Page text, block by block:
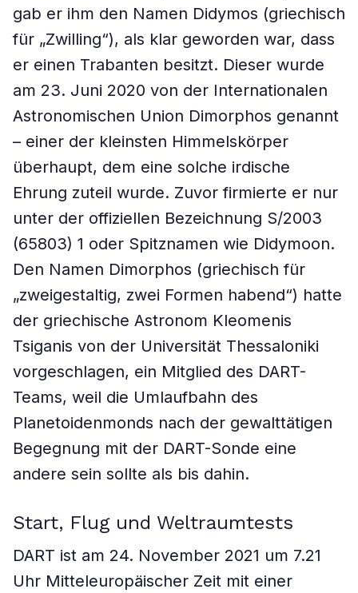
gab er ihm den Namen Didymos (griechisch
für „Zwilling“), als klar geworden war, dass
er einen Trabanten besitzt. Dieser wurde
am 23. Juni 2020 von der Internationalen
Astronomischen Union Dimorphos genannt
– einer der kleinsten Himmelskörper
überhaupt, dem eine solche irdische
Ehrung zuteil wurde. Zuvor firmierte er nur
unter der offiziellen Bezeichnung S/2003
(65803) 1 oder Spitznamen wie Didymoon.
Den Namen Dimorphos (griechisch für
„zweigestaltig, zwei Formen habend“) hatte
der griechische Astronom Kleomenis
Tsiganis von der Universität Thessaloniki
vorgeschlagen, ein Mitglied des DART-
Teams, weil die Umlaufbahn des
Planetoidenmonds nach der gewalttätigen
Begegnung mit der DART-Sonde eine
andere sein sollte als bis dahin.
Start, Flug und Weltraumtests
DART ist am 24. November 2021 um 7.21
Uhr Mitteleuropäischer Zeit mit einer